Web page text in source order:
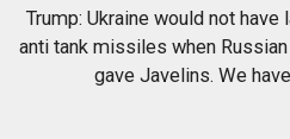
Trump: Ukraine would not
anti tank missiles when
gave Javelins. We